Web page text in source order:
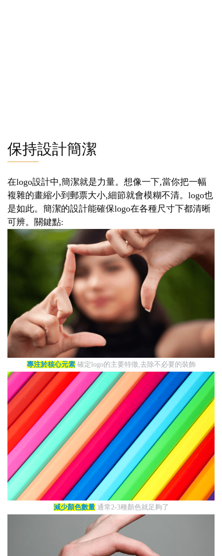
保持設計簡潔
在logo設計中,簡潔就是力量。想像一下,當你把一幅
複雜的畫縮小到郵票大小,細節就會模糊不清。logo也
是如此。簡潔的設計能確保logo在各種尺寸下都清晰
可辨。關鍵點:
專注於核心元素確定logo的主要特徵,去除不必要的裝飾
減少顏色數量通常2-3種顏色就足夠了